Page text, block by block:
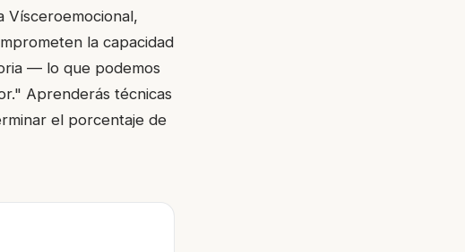
Vísceroemocional,
la capacidad
— lo que podemos
Aprenderás técnicas
el porcentaje de